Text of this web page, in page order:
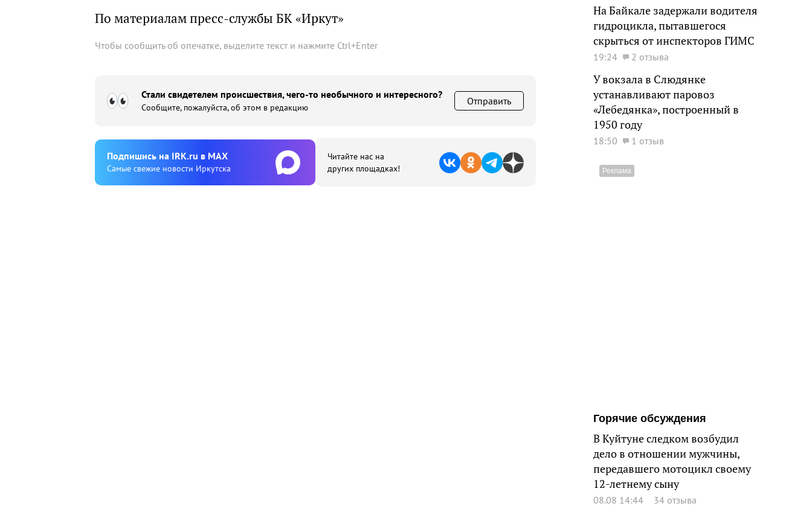
По материалам пресс-службы БК «Иркут»
Чтобы сообщить об опечатке, выделите текст и нажмите Ctrl+Enter
Стали свидетелем происшествия, чего-то необычного и интересного?
Сообщите, пожалуйста, об этом в редакцию
Отправить
Подпишиcь на IRK.ru в MAX
Cамые свежие новости Иркутска
Читайте нас на
других площадках!
На Байкале задержали водителя
гидроцикла, пытавшегося
скрыться от инспекторов ГИМС
19:24 2 отзыва
У вокзала в Слюдянке
устанавливают паровоз
«Лебедянка», построенный в
1950 году
18:50 1 отзыв
Горячие обсуждения
В Куйтуне следком возбудил
дело в отношении мужчины,
передавшего мотоцикл своему
12-летнему сыну
08.08 14:44 34 отзыва